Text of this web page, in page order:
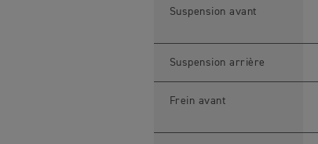
Suspension avant
Suspension arrière
Frein avant